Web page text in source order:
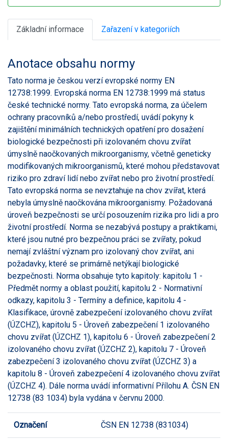
Základní informace Zařazení v kategoriích
Anotace obsahu normy
Tato norma je českou verzí evropské normy EN
12738:1999. Evropská norma EN 12738:1999 má status
české technické normy. Tato evropská norma, za účelem
ochrany pracovníků a/nebo prostředí, uvádí pokyny k
zajištění minimálních technických opatření pro dosažení
biologické bezpečnosti při izolovaném chovu zvířat
úmyslně naočkovaných mikroorganismy, včetně geneticky
modifikovaných mikroorganismů, které mohou představovat
riziko pro zdraví lidí nebo zvířat nebo pro životní prostředí.
Tato evropská norma se nevztahuje na chov zvířat, která
nebyla úmyslně naočkována mikroorganismy. Požadovaná
úroveň bezpečnosti se určí posouzením rizika pro lidi a pro
životní prostředí. Norma se nezabývá postupy a praktikami,
které jsou nutné pro bezpečnou práci se zvířaty, pokud
nemají zvláštní význam pro izolovaný chov zvířat, ani
požadavky, které se primárně netýkají biologické
bezpečnosti. Norma obsahuje tyto kapitoly: kapitolu 1 -
Předmět normy a oblast použití, kapitolu 2 - Normativní
odkazy, kapitolu 3 - Termíny a definice, kapitolu 4 -
Klasifikace, úrovně zabezpečení izolovaného chovu zvířat
(ÚZCHZ), kapitolu 5 - Úroveň zabezpečení 1 izolovaného
chovu zvířat (ÚZCHZ 1), kapitolu 6 - Úroveň zabezpečení 2
izolovaného chovu zvířat (ÚZCHZ 2), kapitolu 7 - Úroveň
zabezpečení 3 izolovaného chovu zvířat (ÚZCHZ 3) a
kapitolu 8 - Úroveň zabezpečení 4 izolovaného chovu zvířat
(ÚZCHZ 4). Dále norma uvádí informativní Přílohu A. ČSN EN
12738 (83 1034) byla vydána v červnu 2000.
Označení ČSN EN 12738 (831034)